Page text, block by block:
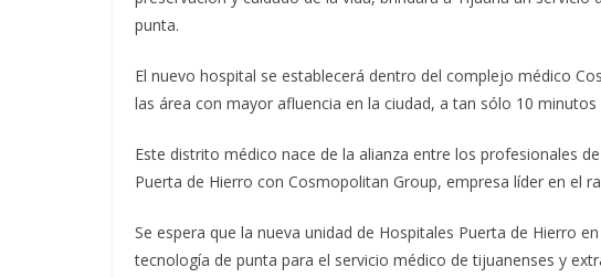
punta.
El nuevo hospital se establecerá dentro del complejo médico
las área con mayor afluencia en la ciudad, a tan sólo 10
Este distrito médico nace de la alianza entre los profesionales
Puerta de Hierro con Cosmopolitan Group, empresa líder en el
Se espera que la nueva unidad de Hospitales Puerta de Hierro
tecnología de punta para el servicio médico de tijuanenses y